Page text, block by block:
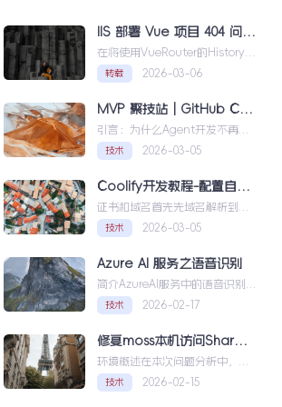
IIS 部署 Vue 项目 404 问题解决方案
在将使用VueRouter的History模
式项目部署到IIS时，可能会遇到
刷新页面或...IIS部署Vue项目404
问题解决方案
转载 2026-03-06
MVP 聚技站｜GitHub Copilot SDK 入门：五分钟构建你的第一个 AI Agent
引言：为什么Agent开发不再是
少数人的游戏近年来，随着人工
智能技术的快速发展，
AIAgen...MVP聚技站｜
GitHubCopilotSDK入门：五分
钟构建你的第一个AIAgent
技术 2026-03-05
Coolify开发教程-配置自定义域名和证书
证书和域名首先先域名解析到
Coolify所在的服务器，然后获取
你的证书NGINX版本的，这里就
不赘...Coolify开发教程-配置自定
技术 2026-03-05
Azure AI 服务之语音识别
简介AzureAI服务中的语音识别
API是微软提供的一项先进技术，
旨在帮助开发者轻松实现
语...AzureAI服务之语音识别
技术 2026-02-17
修复moss本机访问SharePoint 401.1 HTTP错误
环境概述在本次问题分析中，我
们首先需要明确系统的运行环
境。了解环境配置不仅能帮助我
技术 2026-02-15